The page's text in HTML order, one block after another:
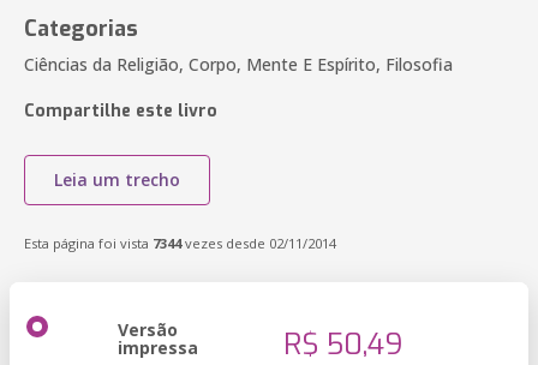
Categorias
Ciências da Religião, Corpo, Mente E Espírito, Filosofia
Compartilhe este livro
Leia um trecho
Esta página foi vista 7344vezes desde 02/11/2014
Versão
impressa R$ 50,49